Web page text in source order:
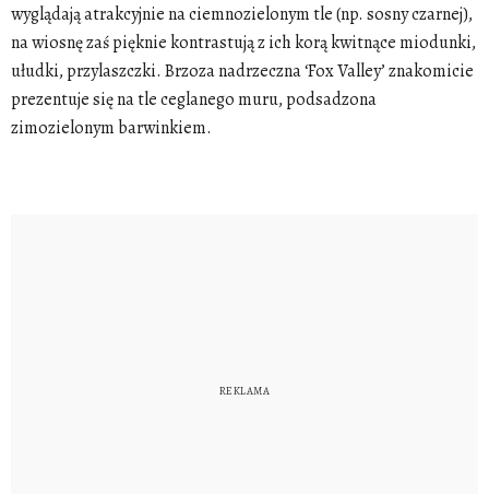
wyglądają atrakcyjnie na ciemnozielonym tle (np. sosny czarnej),
na wiosnę zaś pięknie kontrastują z ich korą kwitnące miodunki,
ułudki, przylaszczki. Brzoza nadrzeczna ‘Fox Valley’ znakomicie
prezentuje się na tle ceglanego muru, podsadzona
zimozielonym barwinkiem.